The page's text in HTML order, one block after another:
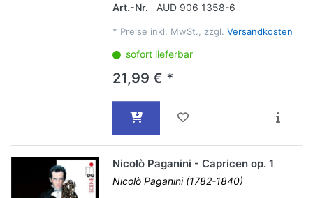
Art.-Nr.
AUD 906 1358-6
* Preise inkl. MwSt., zzgl. Versandkosten
sofort lieferbar
21,99 € *
Nicolò Paganini - Capricen op. 1
Nicolò Paganini (1782-1840)